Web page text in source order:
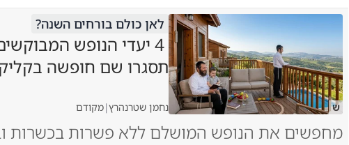
ש
לאן כולם בורחים השנה?
4 יעדי הנופש
תסגרו שם חופשה
נחמן שטרנהרץ|מקודם
מחפשים את הנופש המושלם ללא פשרות בכשרות